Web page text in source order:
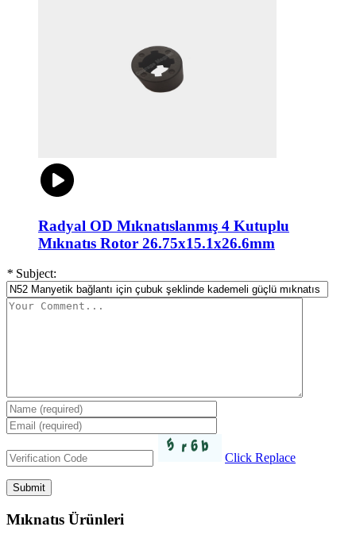
Radyal OD Mıknatıslanmış 4 Kutuplu
Mıknatıs Rotor 26.75x15.1x26.6mm
* Subject:
Click Replace
Mıknatıs Ürünleri